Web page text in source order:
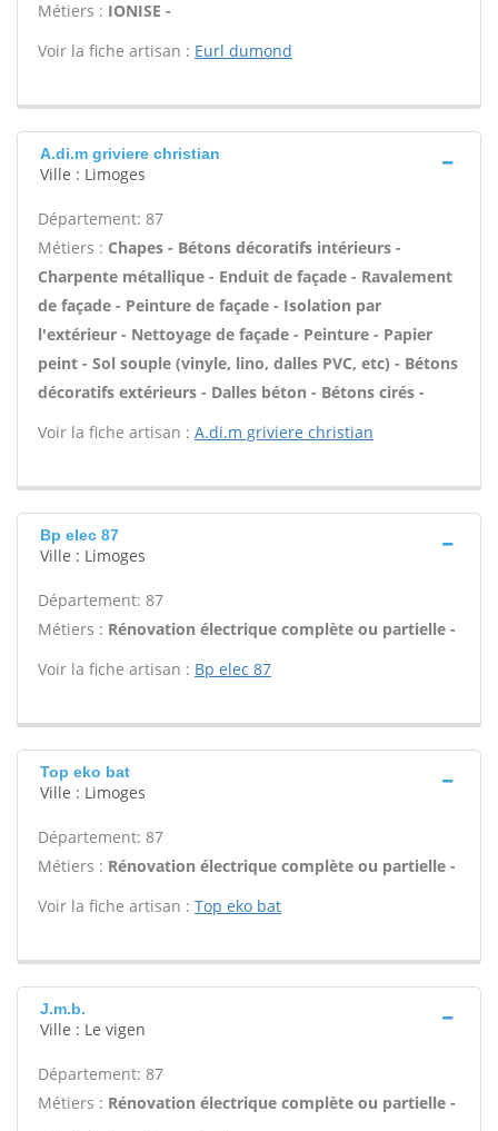
Métiers : IONISE -
Voir la fiche artisan : Eurl dumond
A.di.m griviere christian
Ville : Limoges
Département: 87
Métiers : Chapes - Bétons décoratifs intérieurs -
Charpente métallique - Enduit de façade - Ravalement
de façade - Peinture de façade - Isolation par
l'extérieur - Nettoyage de façade - Peinture - Papier
peint - Sol souple (vinyle, lino, dalles PVC, etc) - Bétons
décoratifs extérieurs - Dalles béton - Bétons cirés -
Voir la fiche artisan : A.di.m griviere christian
Bp elec 87
Ville : Limoges
Département: 87
Métiers : Rénovation électrique complète ou partielle -
Voir la fiche artisan : Bp elec 87
Top eko bat
Ville : Limoges
Département: 87
Métiers : Rénovation électrique complète ou partielle -
Voir la fiche artisan : Top eko bat
J.m.b.
Ville : Le vigen
Département: 87
Métiers : Rénovation électrique complète ou partielle -